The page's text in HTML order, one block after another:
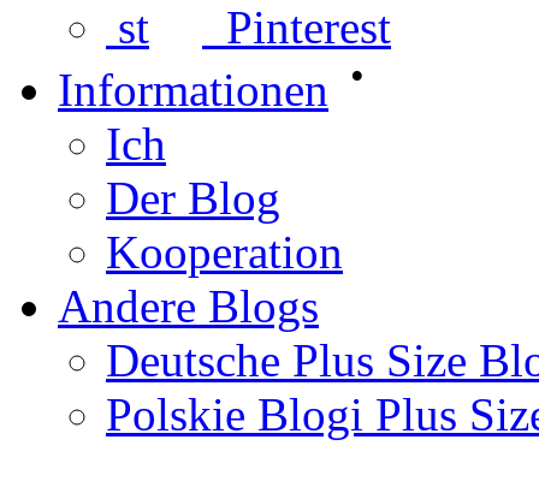
Pinterest
Informationen •
Ich
Der Blog
Kooperation
Andere Blogs
Deutsche Plus Size
Polskie Blogi Plus